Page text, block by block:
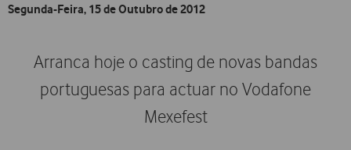
Segunda-Feira, 15 de Outubro de 2012
Arranca hoje o casting de novas bandas
portuguesas para actuar no Vodafone
Mexefest